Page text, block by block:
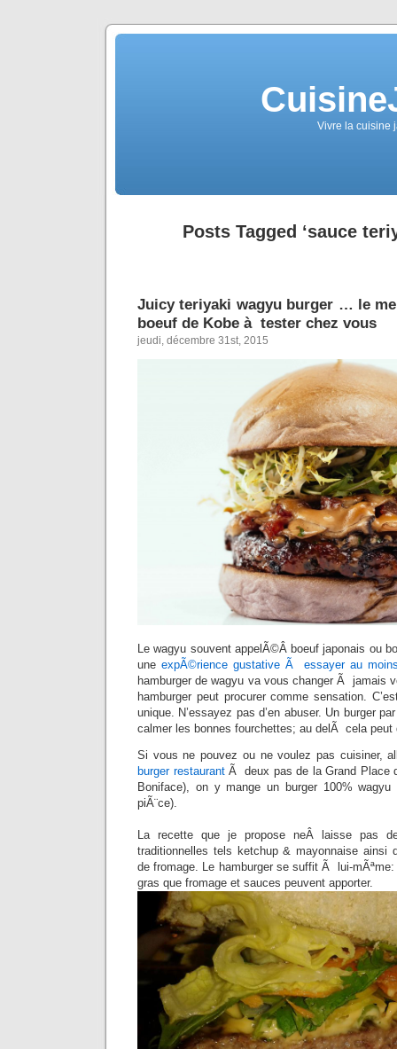
Vivre la cuisine
Posts Tagged ‘sauce
Juicy teriyaki wagyu burger … le
boeuf de Kobe à tester chez vous
jeudi, décembre 31st, 2015
Le wagyu souvent appelÃ©Â boeuf japonais ou
une expÃ©rience gustative Ã essayer au
hamburger de wagyu va vous changer Ã jamais
hamburger peut procurer comme sensation.
unique. N’essayez pas d’en abuser. Un burger
calmer les bonnes fourchettes; au delÃ cela
Si vous ne pouvez ou ne voulez pas cuisiner,
burger restaurantÃ deux pas de la Grand Place
Boniface), on y mange un burger 100%
piÃ¨ce).
La recette que je propose neÂ laisse pas
traditionnelles tels ketchup & mayonnaise ainsi
de fromage. Le hamburger se suffit Ã lui-
gras que fromage et sauces peuvent apporter.